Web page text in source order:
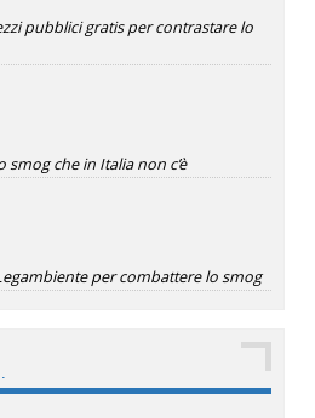
pubblici gratis per contrastare lo
smog che in Italia non c’è
per combattere lo smog